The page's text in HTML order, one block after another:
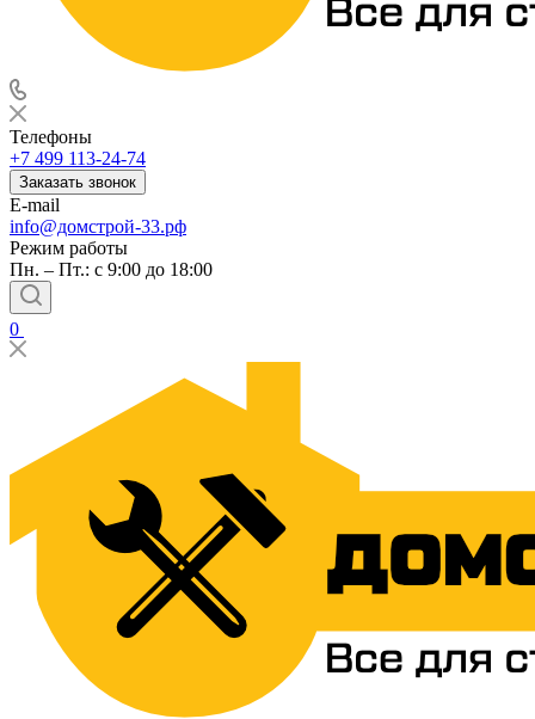
Телефоны
+7 499 113-24-74
Заказать звонок
E-mail
info@домстрой-33.рф
Режим работы
Пн. – Пт.: с 9:00 до 18:00
0